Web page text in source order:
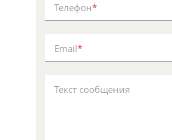
Телефон*
Email*
Текст сообщения